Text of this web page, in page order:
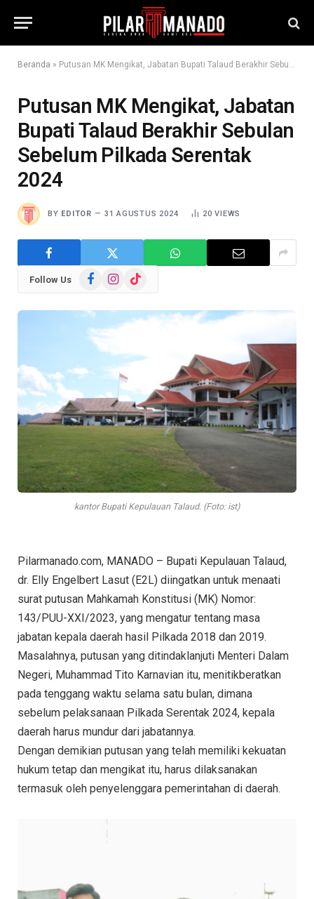
Beranda » Putusan MK Mengikat, Jabatan Bupati Talaud Berakhir Sebulan Sebelum Pilkada Serentak 2024
Putusan MK Mengikat, Jabatan
Bupati Talaud Berakhir Sebulan
Sebelum Pilkada Serentak
2024
BY EDITOR 31 AGUSTUS 2024 20VIEWS
Follow Us FacebookInstagram
TikTok
kantor Bupati Kepulauan Talaud. (Foto: ist)
Pilarmanado.com, MANADO – Bupati Kepulauan Talaud,
dr. Elly Engelbert Lasut (E2L) diingatkan untuk menaati
surat putusan Mahkamah Konstitusi (MK) Nomor:
143/PUU-XXI/2023, yang mengatur tentang masa
jabatan kepala daerah hasil Pilkada 2018 dan 2019.
Masalahnya, putusan yang ditindaklanjuti Menteri Dalam
Negeri, Muhammad Tito Karnavian itu, menitikberatkan
pada tenggang waktu selama satu bulan, dimana
sebelum pelaksanaan Pilkada Serentak 2024, kepala
daerah harus mundur dari jabatannya.
Dengan demikian putusan yang telah memiliki kekuatan
hukum tetap dan mengikat itu, harus dilaksanakan
termasuk oleh penyelenggara pemerintahan di daerah.